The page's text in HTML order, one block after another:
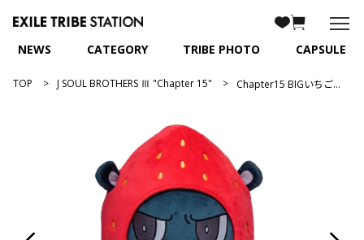
NEWS CATEGORY TRIBE PHOTO CAPSULE
TOP J SOUL BROTHERS Ⅲ "Chapter 15" Chapter15 BIGいちごぬいぐるみ/ELLY